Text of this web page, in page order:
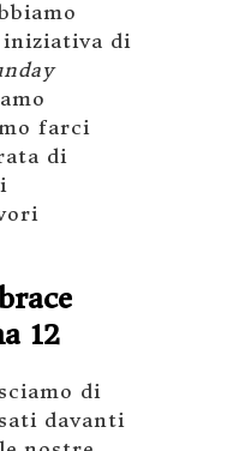
iniziativa di
farci
di
12
di
davanti